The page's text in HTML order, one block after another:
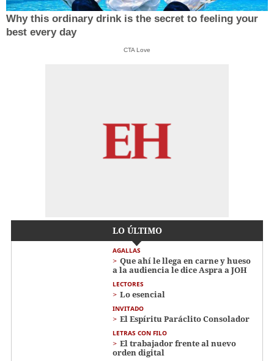
Why this ordinary drink is the secret to feeling your
best every day
CTA Love
LO ÚLTIMO
AGALLAS
Que ahí le llega en carne y hueso
a la audiencia le dice Aspra a JOH
LECTORES
Lo esencial
INVITADO
El Espíritu Paráclito Consolador
LETRAS CON FILO
El trabajador frente al nuevo
orden digital